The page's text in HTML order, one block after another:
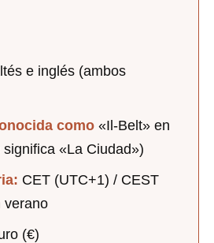
e inglés (ambos
como «Il-Belt» en
«La Ciudad»)
CET (UTC+1) / CEST
verano
(€)